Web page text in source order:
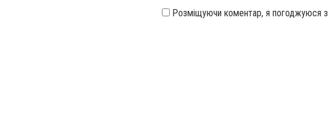
Розміщуючи коментар, я погоджуюся з